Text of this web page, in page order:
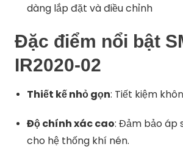
dàng lắp đặt và điều chỉnh
Đặc điểm nổi bật
IR2020-02
Thiết kế nhỏ gọn: Tiết kiệm
Độ chính xác cao:Đảm bảo áp
cho hệ thống khí nén.